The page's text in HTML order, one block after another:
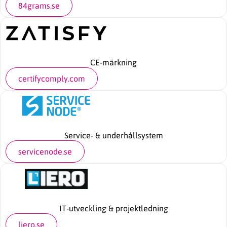
84grams.se
CE-märkning
certifycomply.com
Service- & underhållsystem
servicenode.se
IT-utveckling & projektledning
liero.se